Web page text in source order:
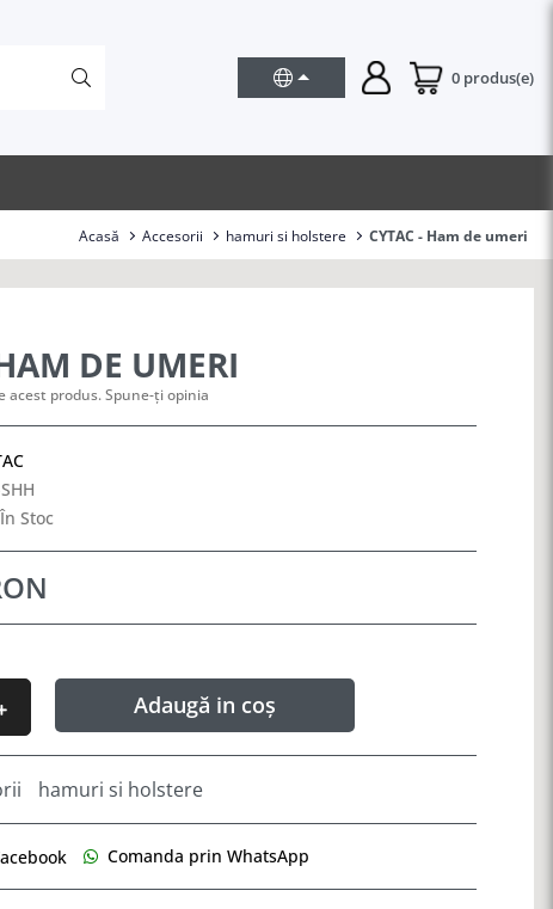
0 produs(e)
Acasă Accesorii hamuri si holstere CYTAC - Ham de umeri
DE UMERI
acest produs. Spune-ți opinia
În Stoc
Adaugă in coș
hamuri si holstere
Comanda prin WhatsApp